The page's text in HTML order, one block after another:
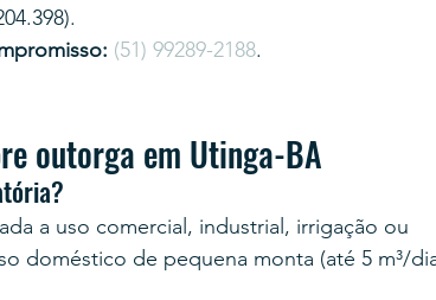
(51) 99289-2188.
outorga em Utinga-BA
a uso comercial, industrial, irrigação ou
doméstico de pequena monta (até 5 m³/